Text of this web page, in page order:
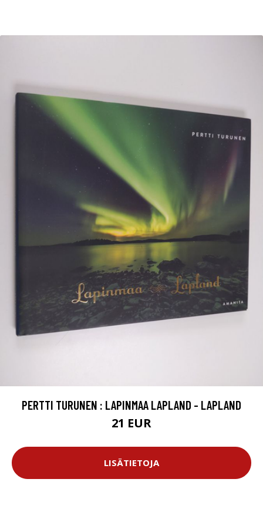
PERTTI TURUNEN : LAPINMAA LAPLAND - LAPLAND
21 EUR
LISÄTIETOJA